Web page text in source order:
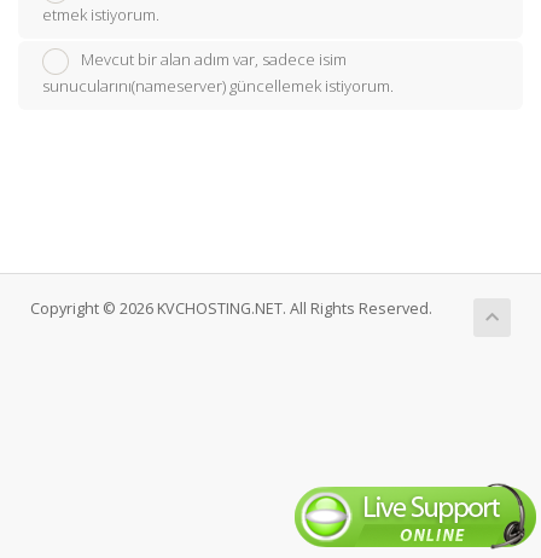
etmek istiyorum.
Mevcut bir alan adım var, sadece isim
sunucularını(nameserver) güncellemek istiyorum.
Copyright © 2026 KVCHOSTING.NET. All Rights Reserved.